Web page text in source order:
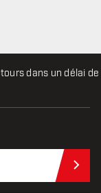
dans un délai de